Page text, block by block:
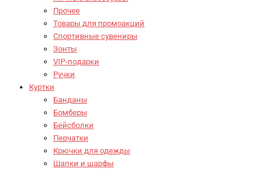
Прочее
Товары для промоакций
Спортивные сувениры
Зонты
VIP-подарки
Ручки
Куртки
Банданы
Бомберы
Бейсболки
Перчатки
Крючки для одежды
Шапки и шарфы